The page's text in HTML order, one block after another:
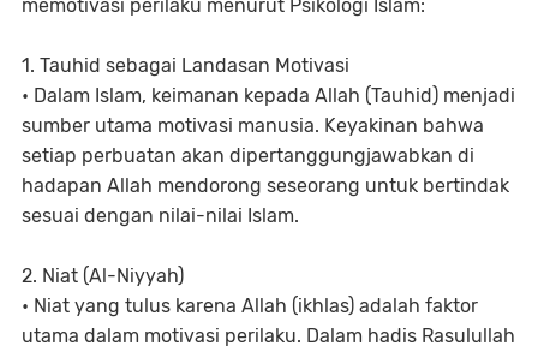
memotivasi perilaku menurut Psikologi Islam:
1. Tauhid sebagai Landasan Motivasi
• Dalam Islam, keimanan kepada Allah (Tauhid) menjadi
sumber utama motivasi manusia. Keyakinan bahwa
setiap perbuatan akan dipertanggungjawabkan di
hadapan Allah mendorong seseorang untuk bertindak
sesuai dengan nilai-nilai Islam.
2. Niat (Al-Niyyah)
• Niat yang tulus karena Allah (ikhlas) adalah faktor
utama dalam motivasi perilaku. Dalam hadis Rasulullah